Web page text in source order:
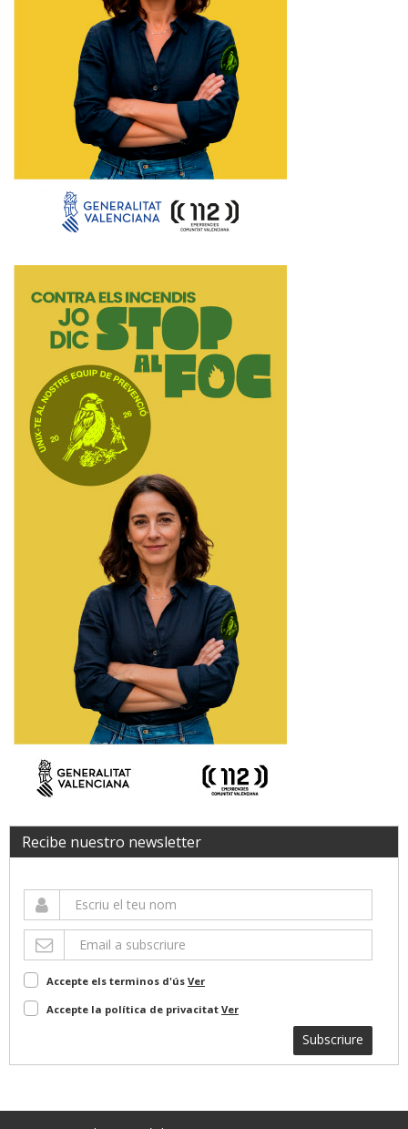
Recibe nuestro newsletter
Accepte els terminos d'ús Ver
Accepte la política de privacitat Ver
Subscriure